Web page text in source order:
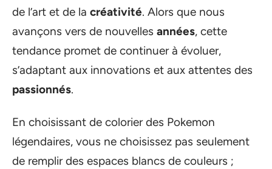
de l’art et de la créativité. Alors que nous
avançons vers de nouvelles années, cette
tendance promet de continuer à évoluer,
s’adaptant aux innovations et aux attentes des
passionnés.
En choisissant de colorier des Pokemon
légendaires, vous ne choisissez pas seulement
de remplir des espaces blancs de couleurs ;